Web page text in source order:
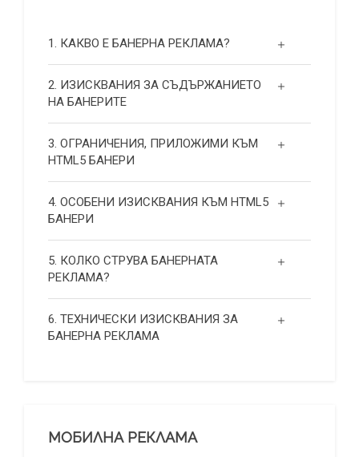
1. КАКВО Е БАНЕРНА РЕКЛАМА?
2. ИЗИСКВАНИЯ ЗА СЪДЪРЖАНИЕТО
НА БАНЕРИТЕ
3. ОГРАНИЧЕНИЯ, ПРИЛОЖИМИ КЪМ
HTML5 БАНЕРИ
4. ОСОБЕНИ ИЗИСКВАНИЯ КЪМ HTML5
БАНЕРИ
5. КОЛКО СТРУВА БАНЕРНАТА
РЕКЛАМА?
6. ТЕХНИЧЕСКИ ИЗИСКВАНИЯ ЗА
БАНЕРНА РЕКЛАМА
МОБИЛНА РЕКЛАМА